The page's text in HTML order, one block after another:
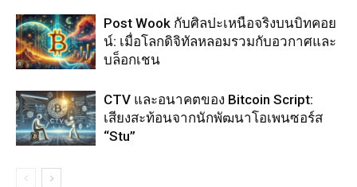
Post Wook กับศิลปะเหนือจริงบนบิทคอย
น์: เมื่อโลกดิจิทัลหลอมรวมกับอวกาศและ
บล็อกเชน
CTV และอนาคตของ Bitcoin Script:
เสียงสะท้อนจากนักพัฒนาโอเพนซอร์ส
“Stu”